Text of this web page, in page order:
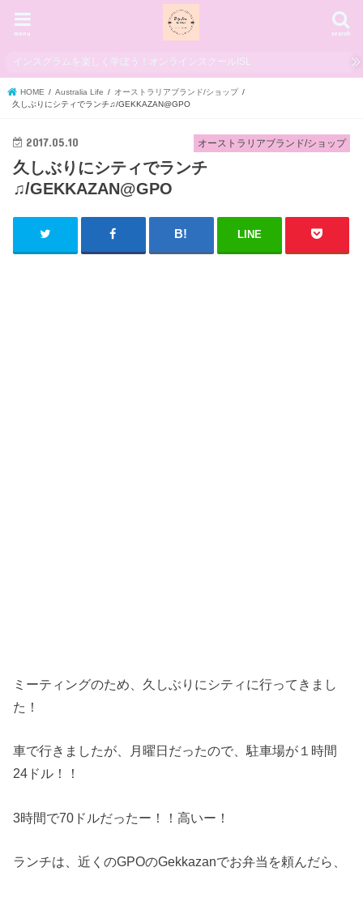
search
menu
インスグラムを楽しく学ぼう！オンラインスクールISL
HOME Australia Life
オーストラリアブランド/ショップ
久しぶりにシティでランチ♫/GEKKAZAN@GPO
オーストラリアブランド/ショップ
2017.05.10
久しぶりにシティでランチ
♫/GEKKAZAN@GPO
LINE
ミーティングのため、久しぶりにシティに行ってきまし
た！
車で行きましたが、月曜日だったので、駐車場が１時間
24ドル！！
3時間で70ドルだったー！！高いー！
ランチは、近くのGPOのGekkazanでお弁当を頼んだら、